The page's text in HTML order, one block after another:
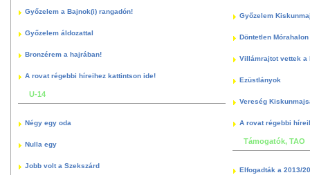
Győzelem a Bajnok(i) rangadón!
Győzelem áldozattal
Bronzérem a hajrában!
A rovat régebbi híreihez kattintson ide!
U-14
Négy egy oda
Nulla egy
Jobb volt a Szekszárd
Győzelem
Döntetlen
Villámrajtot vettek a
Ezüstlányok
Vereség
A rovat régebbi
Támogatók, TAO
Elfogadták a 2013/